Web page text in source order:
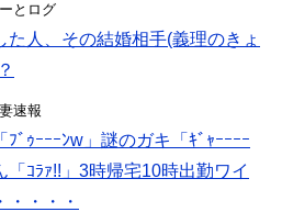
とログ
た人、その結婚相手(義理のきょ
速報
ﾌﾞｩｰｰｰﾝw」謎のガキ「ｷﾞｬｰｰｰｰ
「ｺﾗｧ!!」3時帰宅10時出勤ワイ
・・・・